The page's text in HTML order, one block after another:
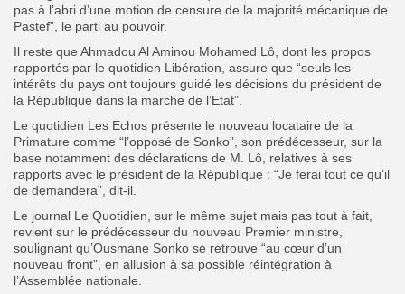
pas à l’abri d’une motion de censure de la majorité mécanique de
Pastef”, le parti au pouvoir.
Il reste que Ahmadou Al Aminou Mohamed Lô, dont les propos
rapportés par le quotidien Libération, assure que “seuls les
intérêts du pays ont toujours guidé les décisions du président de
la République dans la marche de l’Etat”.
Le quotidien Les Echos présente le nouveau locataire de la
Primature comme “l’opposé de Sonko”, son prédécesseur, sur la
base notamment des déclarations de M. Lô, relatives à ses
rapports avec le président de la République : “Je ferai tout ce qu’il
de demandera”, dit-il.
Le journal Le Quotidien, sur le même sujet mais pas tout à fait,
revient sur le prédécesseur du nouveau Premier ministre,
soulignant qu’Ousmane Sonko se retrouve “au cœur d’un
nouveau front”, en allusion à sa possible réintégration à
l’Assemblée nationale.